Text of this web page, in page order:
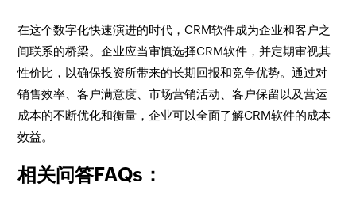
在这个数字化快速演进的时代，CRM软件成为企业和客户之
间联系的桥梁。企业应当审慎选择CRM软件，并定期审视其
性价比，以确保投资所带来的长期回报和竞争优势。通过对
销售效率、客户满意度、市场营销活动、客户保留以及营运
成本的不断优化和衡量，企业可以全面了解CRM软件的成本
效益。
相关问答FAQs：